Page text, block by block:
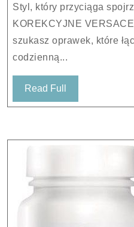
54
Styl, który przyciąga spojrzenia: OKULARY
KOREKCYJNE
szukasz oprawek, które
codzienną...
Read Full
Full